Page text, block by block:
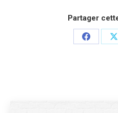
Partager
Share